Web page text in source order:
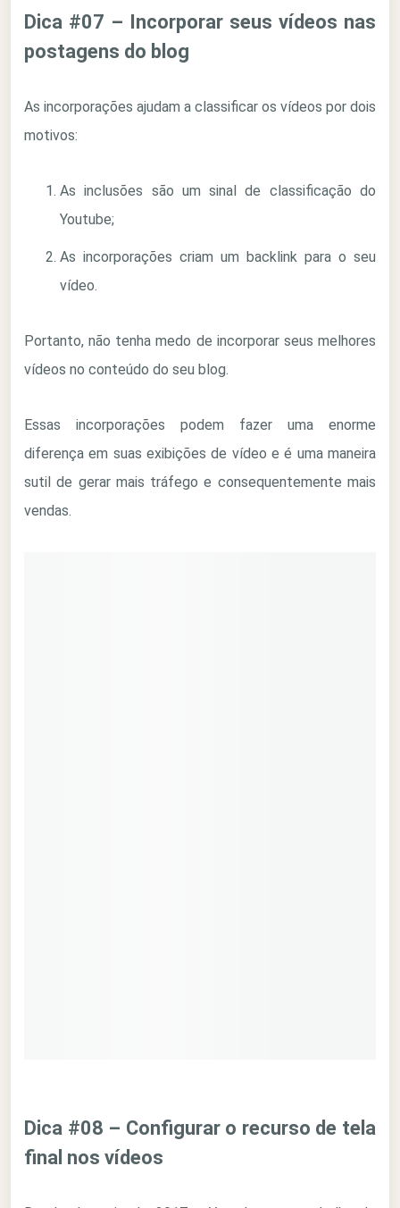
Dica #07 – Incorporar seus vídeos nas
postagens do blog
As incorporações ajudam a classificar os vídeos por dois
motivos:
As inclusões são um sinal de classificação do
Youtube;
As incorporações criam um backlink para o seu
vídeo.
Portanto, não tenha medo de incorporar seus melhores
vídeos no conteúdo do seu blog.
Essas incorporações podem fazer uma enorme
diferença em suas exibições de vídeo e é uma maneira
sutil de gerar mais tráfego e consequentemente mais
vendas.
Dica #08 – Configurar o recurso de tela
final nos vídeos